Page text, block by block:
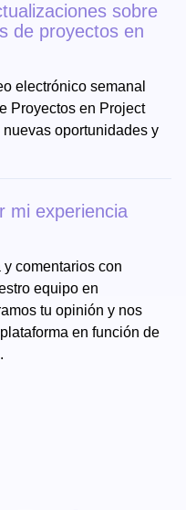
sobre
de proyectos en
electrónico semanal
Proyectos en Project
oportunidades y
mi experiencia
comentarios con
equipo en
tu opinión y nos
en función de